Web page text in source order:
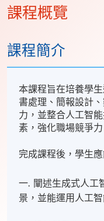
課程概覽
課程簡介
本課程旨在培養學
書處理、簡報設計
力，並整合人工智
素，強化職場競爭力
完成課程後，學生應
一. 闡述生成式人工
景，並能運用人工